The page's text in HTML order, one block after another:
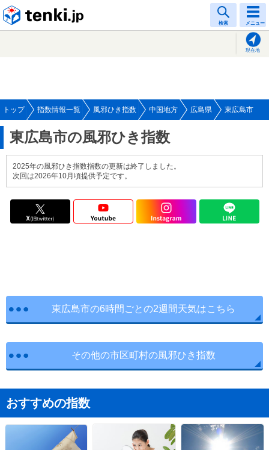
検索 メニュー
現在地
トップ 指数情報一覧 風邪ひき指数 中国地方 広島県 東広島市
東広島市の風邪ひき指数
2025年の風邪ひき指数指数の更新は終了しました。
次回は2026年10月頃提供予定です。
東広島市の6時間ごとの2週間天気はこちら
その他の市区町村の風邪ひき指数
おすすめの指数